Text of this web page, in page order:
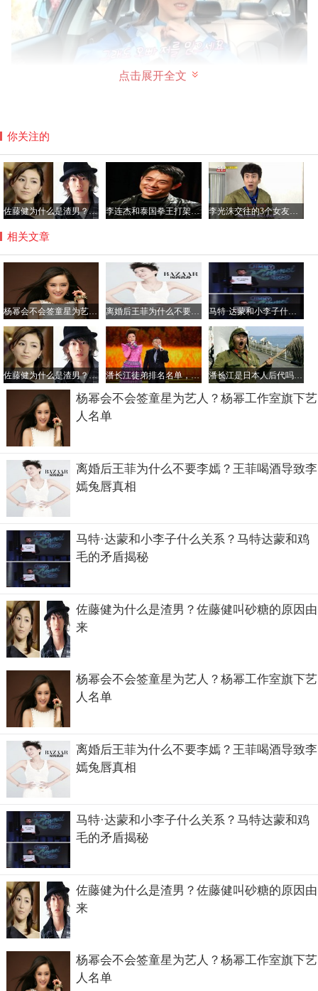
童星出道的申世景让无数的人认识了她！也见证了她一路成
长的道路！但是相对容貌上的改变来看，许多人觉得不可思
点击展开全文
你关注的
佐藤健为什么是渣男？佐藤健叫砂糖的原因由来 李连杰和泰国拳王打架视频，泰拳实战能力厉害吗？ 李光洙交往的3个女友都有谁？李光洙最好看的电视名单
相关文章
杨幂会不会签童星为艺人？杨幂工作室旗下艺人名单 离婚后王菲为什么不要李嫣？王菲喝酒导致李嫣兔唇真相 马特·达蒙和小李子什么关系？马特达蒙和鸡毛的矛盾揭秘
佐藤健为什么是渣男？佐藤健叫砂糖的原因由来 潘长江徒弟排名名单，潘长江是谁的徒弟？ 潘长江是日本人后代吗？潘长江的儿子叫潘朝？
杨幂会不会签童星为艺人？杨幂工作室旗下艺
人名单
离婚后王菲为什么不要李嫣？王菲喝酒导致李
嫣兔唇真相
马特·达蒙和小李子什么关系？马特达蒙和鸡
毛的矛盾揭秘
佐藤健为什么是渣男？佐藤健叫砂糖的原因由
来
杨幂会不会签童星为艺人？杨幂工作室旗下艺
人名单
离婚后王菲为什么不要李嫣？王菲喝酒导致李
嫣兔唇真相
马特·达蒙和小李子什么关系？马特达蒙和鸡
毛的矛盾揭秘
佐藤健为什么是渣男？佐藤健叫砂糖的原因由
来
杨幂会不会签童星为艺人？杨幂工作室旗下艺
人名单